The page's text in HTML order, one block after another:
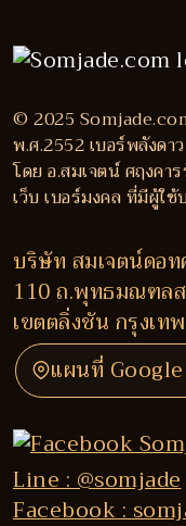
© 2025
พ.ศ.2552 เบอร์พลังดา
โดย อ.สมเจตน์ ศฤงคา
เว็บ เบอร์มงคล ที่มีผู้ใ
บริษัท สมเจตน์ดอท
110 ถ.พุทธมณฑล
เขตตลิ่งชัน กรุงเทพ
แผนที่
Line : @somjade
Facebook :